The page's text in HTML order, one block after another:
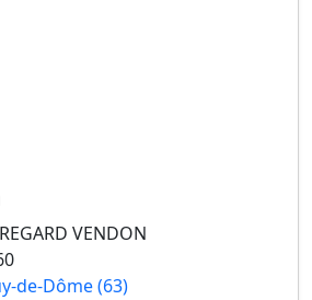
VENDON
de-Dôme (63)